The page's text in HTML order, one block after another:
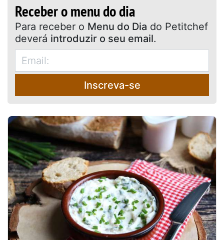
Receber o menu do dia
Para receber o Menu do Dia do Petitchef
deverá introduzir o seu email.
Inscreva-se